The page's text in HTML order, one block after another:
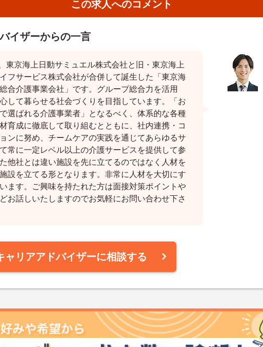
この求人へのコメント
イザーからの一言
東京海上日動サミュエル株式会社と旧・東京海上
フサービス株式会社が合併して誕生した「東京海
合介護事業会社」です。グループ総合力を活用
して暮らせる社会づくりを目指しています。「お
選ばれる介護事業者」となるべく、体系的な各種
育成に徹底して取り組むとともに、社内連携・コ
ンに努め、チームケアの実践を通じてあらゆるサ
常に一定レベル以上の介護サービスを提供して参
他社とは違い施設を先に立てるのではなく人材を
設を立てる形となります。非常に人材を大切にす
ます。ご興味を持たれた方は面接対策ポイントや
お話しいたしますのでお気軽にお問い合わせ下さ
ャリアアドバイザーに相談する